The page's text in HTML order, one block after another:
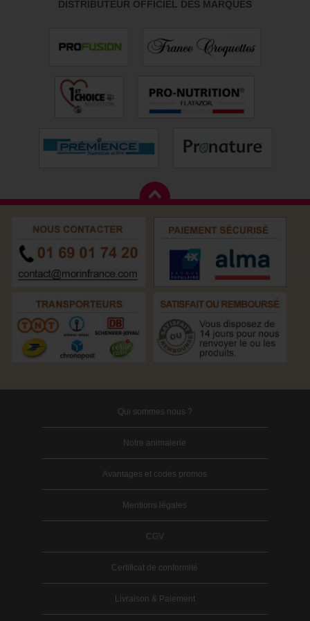
DISTRIBUTEUR OFFICIEL DES MARQUES
Qui sommes nous ?
Notre animalerie
Avantages et codes promos
Mentions légales
CGV
Certificat de conformité
Livraison & Paiement